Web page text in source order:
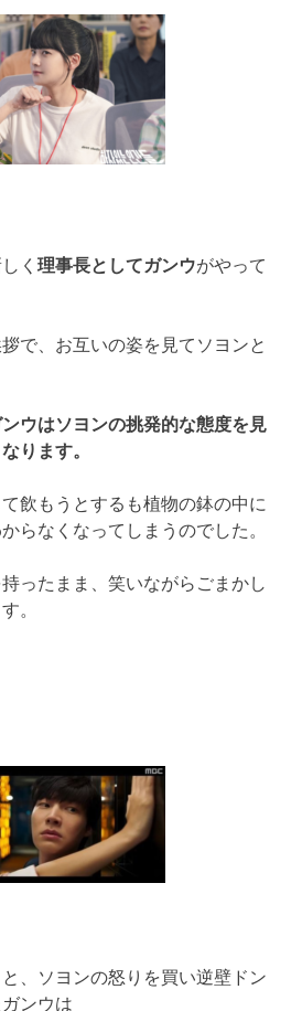
く理事長としてガンウがやって
で、 お互いの姿を見てソヨンと
ンウはソヨンの挑発的な態度を見
ります。
飲もうとするも植物の鉢の中に
らなくなってしまうのでした。
ったまま、笑いながらごまかし
。
、 ソヨンの怒りを買い逆壁ドン
ンウは